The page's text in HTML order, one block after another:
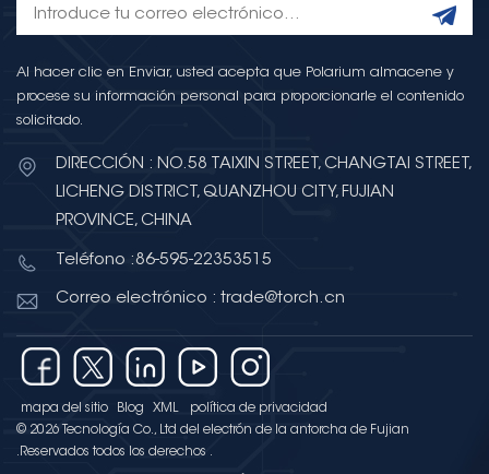
Al hacer clic en Enviar, usted acepta que Polarium almacene y
procese su información personal para proporcionarle el contenido
solicitado.
DIRECCIÓN : NO.58 TAIXIN STREET, CHANGTAI STREET,
LICHENG DISTRICT, QUANZHOU CITY, FUJIAN
PROVINCE, CHINA
Teléfono :86-595-22353515
Correo electrónico : trade@torch.cn
mapa del sitio Blog XML
política de privacidad
© 2026 Tecnología Co., Ltd del electrón de la antorcha de Fujian
.Reservados todos los derechos .